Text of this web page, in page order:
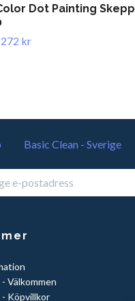
Dot Painting Skepp
272 kr
Basic Clean - Sverige
- Välkommen
- Köpvillkor